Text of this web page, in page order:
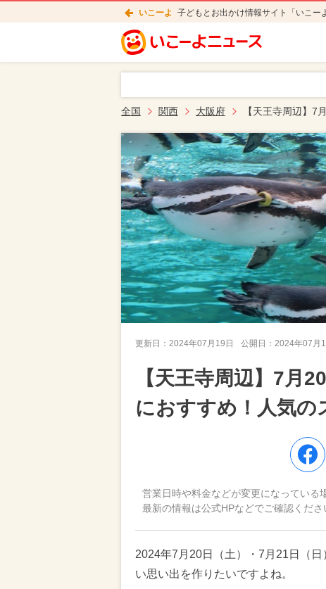
いこーよ 子どもとお出かけ情報サイト「いこー
全国 関西 大阪府 【天王寺周辺】7
更新日： 2024年07月19日 公開日： 2024年07月
【天王寺周辺】7月
におすすめ！人気
営業日時や料金などが変更になっている
最新の情報は公式HPなどでご確認くださ
2024年7月20日（土）・7月21日（
い思い出を作りたいですよね。